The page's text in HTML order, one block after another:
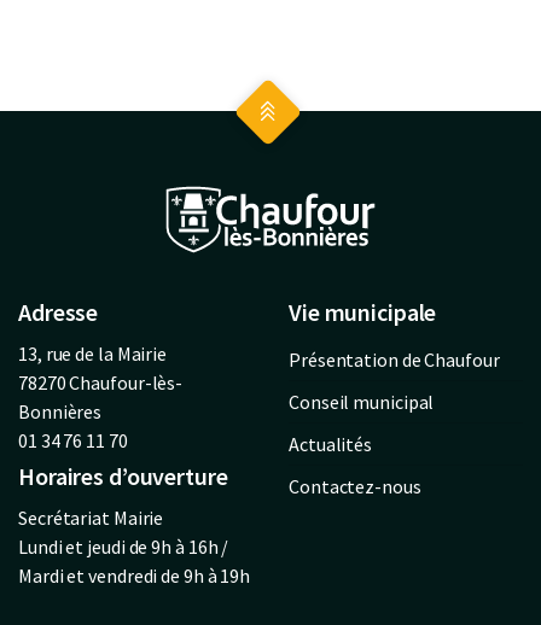
Adresse
13, rue de la Mairie
78270 Chaufour-lès-
Bonnières
01 34 76 11 70
Horaires d’ouverture
Secrétariat Mairie
Lundi et jeudi de 9h à 16h /
Mardi et vendredi de 9h à 19h
Vie municipale
Présentation de Chaufour
Conseil municipal
Actualités
Contactez-nous